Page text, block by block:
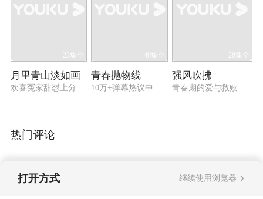
23集全
月里青山淡如画
欢喜冤家甜怼上分
40集全
青春抛物线
10万+弹幕热议中
28集全
强风吹拂
青春期的爱与救赎
热门评论
打开方式 继续使用浏览器